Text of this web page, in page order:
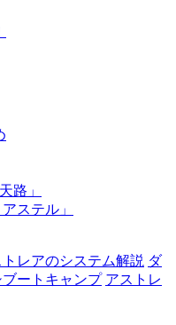
路」
ステル」
トレアのシステム解説 ダ
ートキャンプ アストレ